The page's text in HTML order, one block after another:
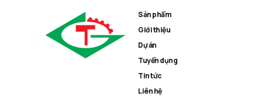
Sản phẩm
Giới thiệu
Dự án
Tuyển dụng
Tin tức
Liên hệ